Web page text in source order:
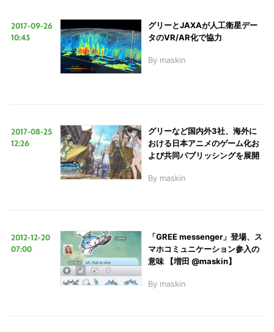
2017-09-26
10:43
グリーとJAXAが人工衛星デー
タのVR/AR化で協力
By maskin
2017-08-25
12:26
グリーなど国内外3社、海外に
おける日本アニメのゲーム化お
よび共同パブリッシングを展開
By maskin
2012-12-20
07:00
「GREE messenger」登場、ス
マホコミュニケーション参入の
意味 【増田 @maskin】
By maskin